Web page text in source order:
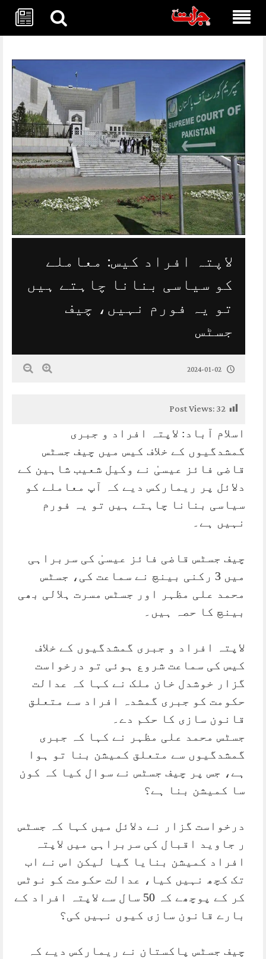
لاپتہ افراد کیس: معاملے
کو سیاسی بنانا چاہتے ہیں
تو یہ فورم نہیں، چیف
جسٹس
2024-01-02
Post Views:32
اسلام آباد: لاپتہ افراد و جبری
گمشدگیوں کے خلاف کیس میں چیف جسٹس
قاضی فائز عیسیٰ نے وکیل شعیب شاہین کے
دلائل پر ریمارکس دیے کہ آپ معاملے کو
سیاسی بنانا چاہتے ہیں تو یہ فورم
نہیں ہے۔
چیف جسٹس قاضی فائز عیسیٰ کی سربراہی
میں 3 رکنی بینچ نے سماعت کی، جسٹس
محمد علی مظہر اور جسٹس مسرت ہلالی بھی
بینچ کا حصہ ہیں۔
لاپتہ افراد و جبری گمشدگیوں کے خلاف
کیس کی سماعت شروع ہوئی تو درخواست
گزار خوشدل خان ملک نے کہا کہ عدالت
حکومت کو جبری گمشدہ افراد سے متعلق
قانون سازی کا حکم دے۔
جسٹس محمد علی مظہر نے کہا کہ جبری
گمشدگیوں سے متعلق کمیشن بنا تو ہوا
ہے، جس پر چیف جسٹس نے سوال کیا کہ کون
سا کمیشن بنا ہے؟
درخواست گزار نے دلائل میں کہا کہ جسٹس
ر جاوید اقبال کی سربراہی میں لاپتہ
افراد کمیشن بنایا گیا لیکن اس نے اب
تک کچھ نہیں کیا، عدالت حکومت کو نوٹس
کر کے پوچھے کہ 50 سال سے لاپتہ افراد کے
بارے قانون سازی کیوں نہیں کی؟
چیف جسٹس پاکستان نے ریمارکس دیے کہ